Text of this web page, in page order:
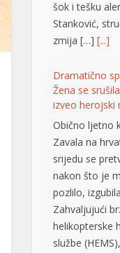
Stanković,
zmija […][...]
Žena se
izveo herojski
Obično ljetno
Zavala na
srijedu se
nakon što je
pozlilo,
Zahvaljujući
helikopterske
službe
pokazala